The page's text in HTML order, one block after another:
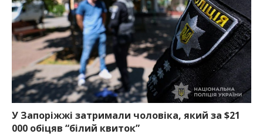
У Запоріжжі затримали чоловіка, який за $21
000 обіцяв “білий квиток”